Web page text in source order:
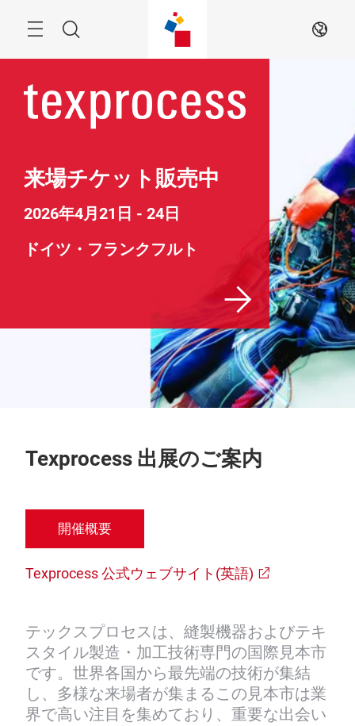
JA
来場チケット販売中
2026年4月21日 - 24日
ドイツ・フランクフルト
Texprocess 出展のご案内
開催概要
Texprocess 公式ウェブサイト(英語)
テックスプロセスは、縫製機器およびテキ
スタイル製造・加工技術専門の国際見本市
です。世界各国から最先端の技術が集結
し、多様な来場者が集まるこの見本市は業
界で高い注目を集めており、重要な出会い